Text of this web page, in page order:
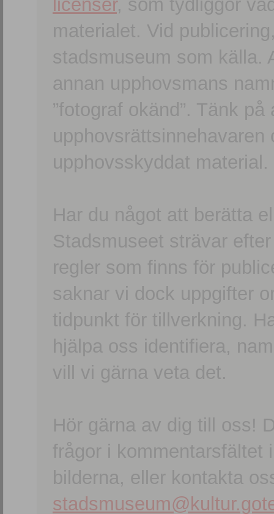
licenser, som tydliggör
materialet. Vid
stadsmuseum som källa.
annan upphovsmans
”fotograf okänd”. Tänk
upphovsskyddat material.
Har du något att berätta
Stadsmuseet strävar
regler som finns för
saknar vi dock uppgifter
tidpunkt för tillverkning.
hjälpa oss identifiera,
vill vi gärna veta det.
Hör gärna av dig till oss!
frågor i kommentarsfältet
bilderna, eller kontakta